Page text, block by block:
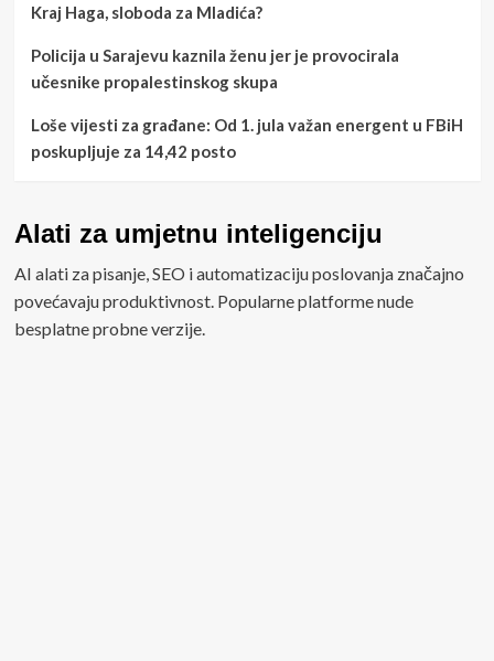
Kraj Haga, sloboda za Mladića?
Policija u Sarajevu kaznila ženu jer je provocirala
učesnike propalestinskog skupa
Loše vijesti za građane: Od 1. jula važan energent u FBiH
poskupljuje za 14,42 posto
Alati za umjetnu inteligenciju
AI alati za pisanje, SEO i automatizaciju poslovanja značajno
povećavaju produktivnost. Popularne platforme nude
besplatne probne verzije.